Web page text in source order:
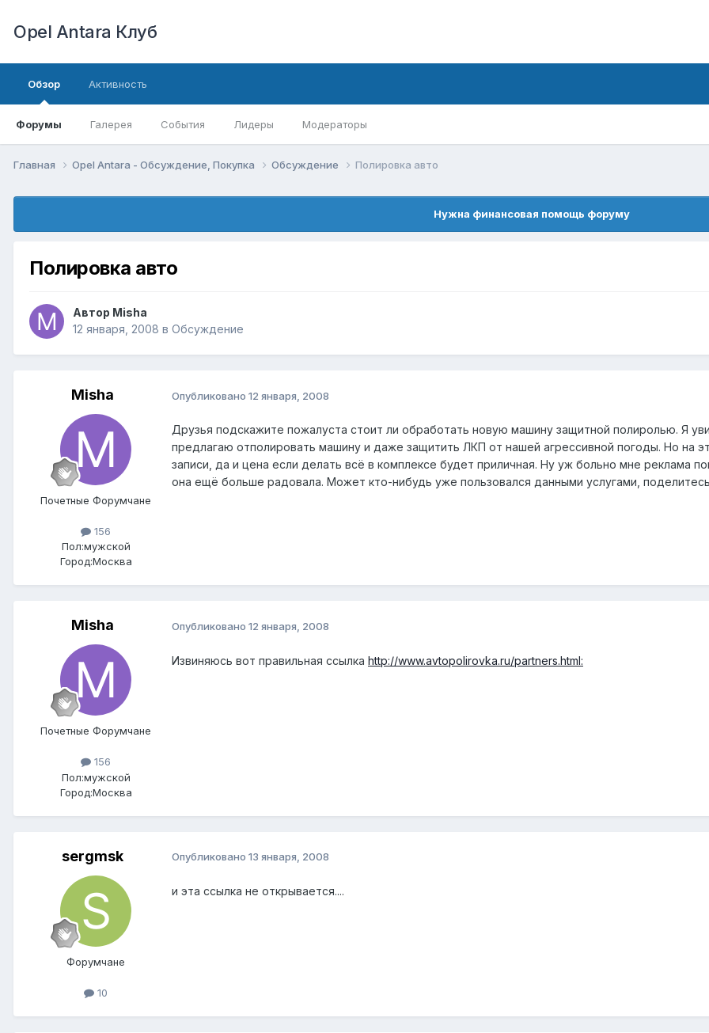
Opel Antara Клуб
Обзор
Форумы Галерея События Лидеры Модераторы
Активность
Главная Opel Antara - Обсуждение, Покупка Обсуждение Полировка авто
Нужна финансовая помощь форуму
Полировка авто
Автор Misha
12 января, 2008 в Обсуждение
Misha
Почетные Форумчане
156
Пол:мужской
Город:Москва
Опубликовано 12 января, 2008
Друзья подскажите пожалуста стоит ли обработать новую машину защитной полиролью. Я
предлагаю отполировать машину и даже защитить ЛКП от нашей агрессивной погоды. Но на
записи, да и цена если делать всё в комплексе будет приличная. Ну уж больно мне реклама
она ещё больше радовала. Может кто-нибудь уже пользовался данными услугами,
Misha
Почетные Форумчане
156
Пол:мужской
Город:Москва
Опубликовано 12 января, 2008
Извиняюсь вот правильная ссылка http://www.avtopolirovka.ru/partners.html:
sergmsk
Форумчане
10
Опубликовано 13 января, 2008
и эта ссылка не открывается....